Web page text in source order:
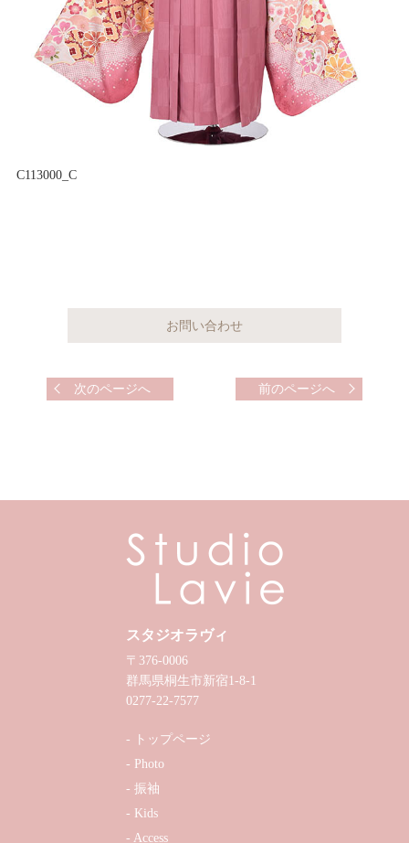
C113000_C
次のページへ 前のページへ
スタジオラヴィ
〒376-0006
群馬県桐生市新宿1-8-1
0277-22-7577
トップページ
Photo
振袖
Kids
Access